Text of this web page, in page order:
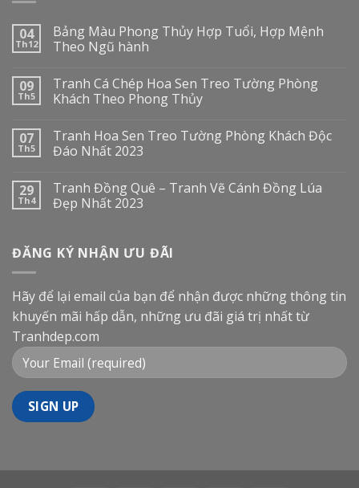
04
Th12
Bảng Màu Phong Thủy Hợp Tuổi, Hợp Mệnh
Theo Ngũ hành
09
Th5
Tranh Cá Chép Hoa Sen Treo Tường Phòng
Khách Theo Phong Thủy
07
Th5
Tranh Hoa Sen Treo Tường Phòng Khách Độc
Đáo Nhất 2023
29
Th4
Tranh Đồng Quê – Tranh Vẽ Cánh Đồng Lúa
Đẹp Nhất 2023
ĐĂNG KÝ NHẬN ƯU ĐÃI
Hãy để lại email của bạn để nhận được những thông tin
khuyến mãi hấp dẫn, những ưu đãi giá trị nhất từ
Tranhdep.com